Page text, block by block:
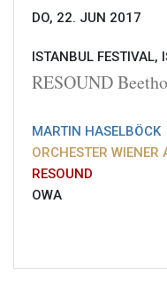
DO, 22. JUN 2017
ISTANBUL FESTIVAL,
RESOUND
MARTIN HASELBÖCK
ORCHESTER WIENER
RESOUND
OWA